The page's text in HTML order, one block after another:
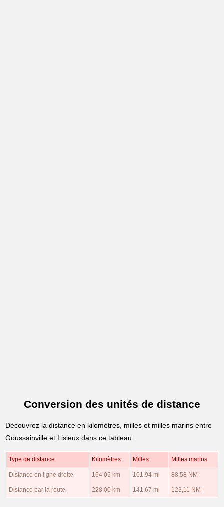
Conversion des unités de distance
Découvrez la distance en kilomètres, milles et milles marins entre
Goussainville et Lisieux dans ce tableau:
Type de distance Kilomètres Milles Milles marins
Distance en ligne droite 164,05 km 101,94 mi 88,58 NM
Distance par la route 228,00 km 141,67 mi 123,11 NM